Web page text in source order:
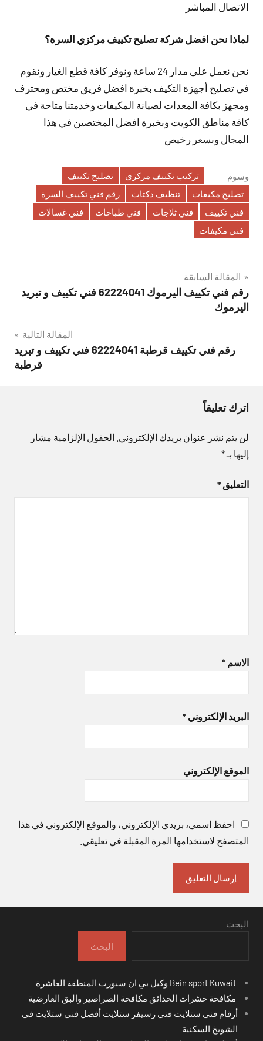
الاتصال المباشر
لماذا نحن افضل شركة تصليح تكييف مركزي السرة؟
نحن نعمل على مدار 24 ساعة ونوفر كافة قطع الغيار ونقوم
في تصليح أجهزة التكيف بخبرة افضل فريق مختص ومحترف
ومجهز بكافة المعدات لصيانة المكيفات وخدمتنا متاحة في
كافة مناطق الكويت وبخبرة افضل المختصين في هذا
المجال وبسعر رخيص
وسوم تركيب تكييف مركزي
تصليح تكييف
تصليح مكيفات
تنظيف دكتات
رقم فني تكييف السرة
فني تكييف
فني ثلاجات فني طباخات
فني غسالات
فني مكيفات
تصفّح
المقالات
المقالة السابقة
رقم فني تكييف اليرموك 62224041 فني تكييف و تبريد
اليرموك
المقالة التالية
رقم فني تكييف قرطبة 62224041 فني تكييف و تبريد
قرطبة
اترك تعليقاً
لن يتم نشر عنوان بريدك الإلكتروني. الحقول الإلزامية مشار
إليها بـ*
التعليق *
الاسم *
البريد الإلكتروني *
الموقع الإلكتروني
احفظ اسمي، بريدي الإلكتروني، والموقع الإلكتروني في هذا
المتصفح لاستخدامها المرة المقبلة في تعليقي.
البحث
البحث
مكافحة حشرات الحدائق مكافحة الصراصير والبق العارضية
أرقام فني ستلايت فني رسيفر ستلايت أفضل فني ستلايت في
الشويخ السكنية